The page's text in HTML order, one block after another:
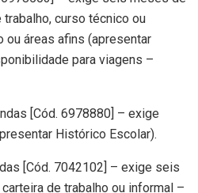
curso técnico ou
ou áreas afins (apresentar
para viagens –
[Cód. 6978880] – exige
Histórico Escolar).
[Cód. 7042102] – exige seis
de trabalho ou informal –